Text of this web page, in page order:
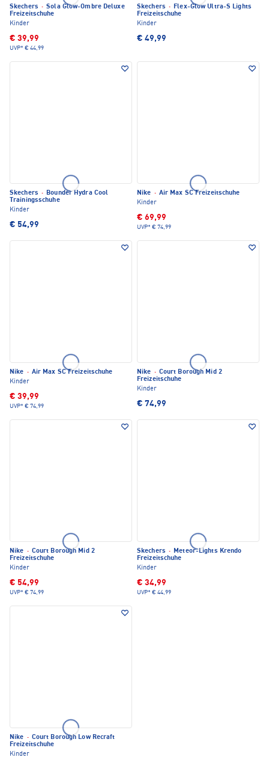
Skechers · Sola Glow-Ombre Deluxe
Freizeitschuhe
Kinder
€ 39,99
UVP* € 44,99
Skechers · Flex-Glow Ultra-S Lights
Freizeitschuhe
Kinder
€ 49,99
Skechers · Bounder Hydra Cool
Trainingsschuhe
Kinder
€ 54,99
Nike · Air Max SC Freizeitschuhe
Kinder
€ 69,99
UVP* € 74,99
Nike · Air Max SC Freizeitschuhe
Kinder
€ 39,99
UVP* € 74,99
Nike · Court Borough Mid 2
Freizeitschuhe
Kinder
€ 74,99
Nike · Court Borough Mid 2
Freizeitschuhe
Kinder
€ 54,99
UVP* € 74,99
Skechers · Meteor-Lights Krendo
Freizeitschuhe
Kinder
€ 34,99
UVP* € 44,99
Nike · Court Borough Low Recraft
Freizeitschuhe
Kinder